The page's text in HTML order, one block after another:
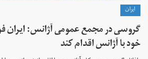
ايران
گروسی در مجمع عمومی آژانس: ایران
خود با آژانس اقدام کند